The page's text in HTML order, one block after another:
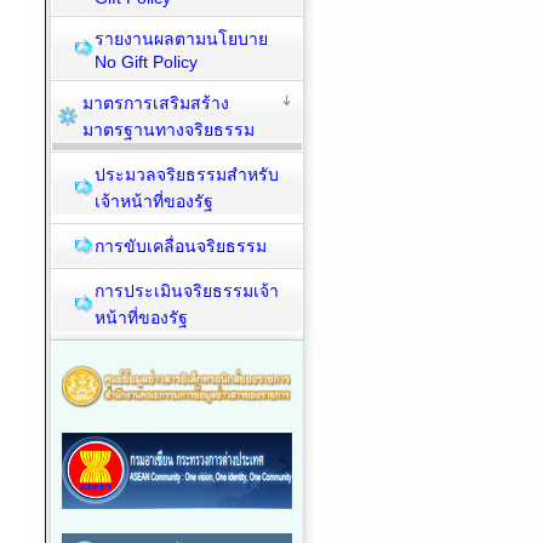
รายงานผลตามนโยบาย
No Gift Policy
มาตรการเสริมสร้าง
มาตรฐานทางจริยธรรม
ประมวลจริยธรรมสำหรับ
เจ้าหน้าที่ของรัฐ
การขับเคลื่อนจริยธรรม
การประเมินจริยธรรมเจ้า
หน้าที่ของรัฐ